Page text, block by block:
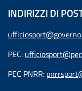
INDIRIZZI DI
PEC:
PEC PNRR: